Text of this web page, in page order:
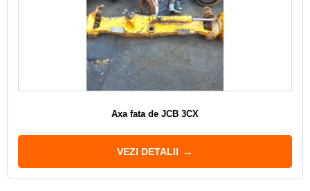
Axa fata de JCB 3CX
VEZI DETALII